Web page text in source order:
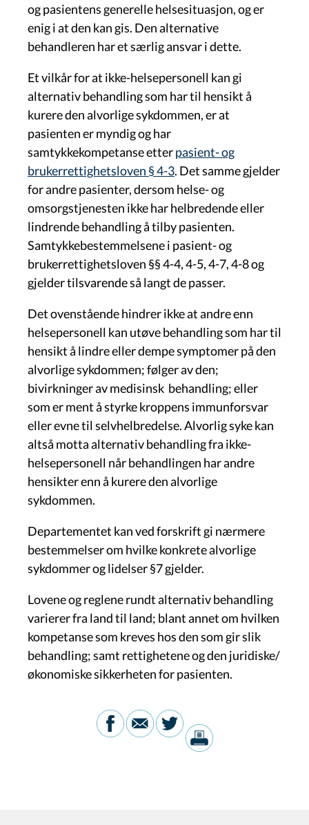
og pasientens generelle helsesituasjon, og er
enig i at den kan gis. Den alternative
behandleren har et særlig ansvar i dette.
Et vilkår for at ikke-helsepersonell kan gi
alternativ behandling som har til hensikt å
kurere den alvorlige sykdommen, er at
pasienten er myndig og har
samtykkekompetanse etterpasient- og
brukerrettighetsloven § 4-3. Det samme gjelder
for andre pasienter, dersom helse- og
omsorgstjenesten ikke har helbredende eller
lindrende behandling å tilby pasienten.
Samtykkebestemmelsene i pasient- og
brukerrettighetsloven §§ 4-4, 4-5, 4-7, 4-8 og
gjelder tilsvarende så langt de passer.
Det ovenstående hindrer ikke at andre enn
helsepersonell kan utøve behandling som har til
hensikt å lindre eller dempe symptomer på den
alvorlige sykdommen; følger av den;
bivirkninger av medisinsk behandling; eller
som er ment å styrke kroppens immunforsvar
eller evne til selvhelbredelse. Alvorlig syke kan
altså motta alternativ behandling fra ikke-
helsepersonell når behandlingen har andre
hensikter enn å kurere den alvorlige
sykdommen.
Departementet kan ved forskrift gi nærmere
bestemmelser om hvilke konkrete alvorlige
sykdommer og lidelser §7 gjelder.
Lovene og reglene rundt alternativ behandling
varierer fra land til land; blant annet om hvilken
kompetanse som kreves hos den som gir slik
behandling; samt rettighetene og den juridiske/
økonomiske sikkerheten for pasienten.